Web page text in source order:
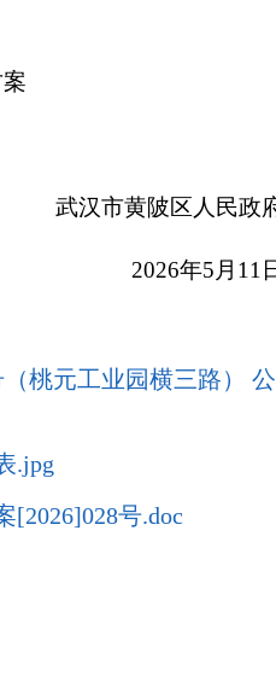
武汉市黄陂区人民政
2026年5 月 11
（桃元工业园横三路） 公
.jpg
[2026]028号.doc